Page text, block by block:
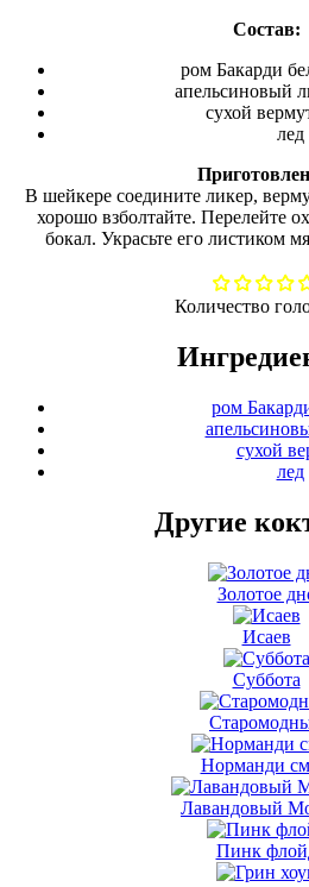
Состав:
ром Бакарди
апельсиновый
сухой
лед
В шейкере соедините ликер,
хорошо взболтайте. Перелейте
бокал. Украсьте его листиком
Количество
ром
сухой
лед
Другие
Золотое
Исаев
Суббота
Норманди
Лавандовый
Пинк